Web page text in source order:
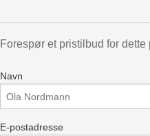
Forespør et pristilbud for dette
Navn
E-postadresse